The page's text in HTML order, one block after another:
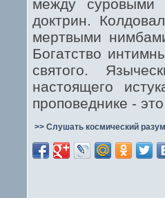
между суровыми
доктрин.
мертвыми
Богатство
святого.
настоящего
проповеднике -
>> Слушать космический